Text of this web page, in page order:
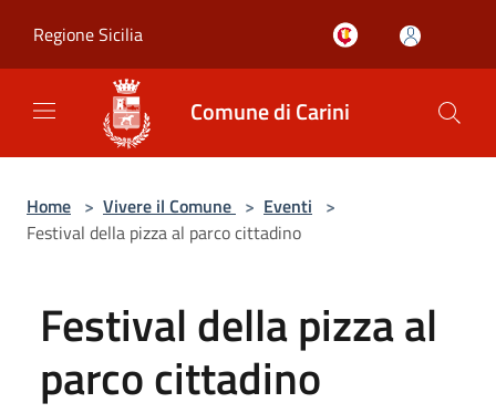
Regione Sicilia
Comune di Carini
Home > Vivere il Comune > Eventi >
Festival della pizza al parco cittadino
Festival della pizza al
parco cittadino